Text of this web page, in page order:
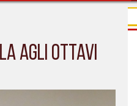
AGLI OTTAVI